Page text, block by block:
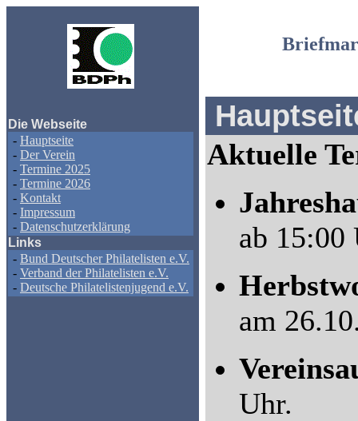
Die Webseite
- Hauptseite
- Der Verein
- Termine 2025
- Termine 2026
- Kontakt
- Impressum
- Datenschutzerklärung
Links
- Bund Deutscher Philatelisten e.V.
- Verband der Philatelisten e.V.
- Deutsche Philatelistenjugend e.V.
Aktuelle
ab 15:00
am
Uhr.